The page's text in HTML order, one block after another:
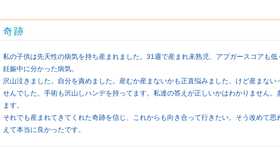
奇跡
私の子供は先天性の病気を持ち産まれました。31週で産まれ未熟児、アプガースコアも低
妊娠中に分かった病気。
沢山泣きました。自分を責めました。産むか産まないかも正直悩みました。けど産まない
せんでした。手術も沢山しハンデを持ってます。私達の答えが正しいかはわかりません。
ます。
それでも産まれてきてくれた奇跡を信じ、これからも向き合って行きたい。そう改めて思
えて本当に良かったです。